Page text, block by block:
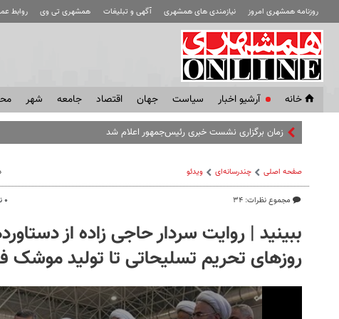
روزنامه همشهری امروز نیازمندی های همشهری آگهی و تبلیغات همشهری تی وی روابط
خانه آرشیو اخبار سياست جهان اقتصاد جامعه شهر
زمان برگزاری نشست خبری رئیس‌جمهور اعلام شد
صفحه اصلی چندرسانه‌ای ویدئو
مجموع نظرات: ۳۴ ۰ نفر
ببینید | روایت سردار حاجی زاده از
روزهای تحریم تسلیحاتی تا تولید موشک